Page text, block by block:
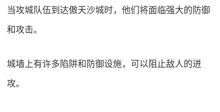
当攻城队伍到达傲天沙城时，他们将面临强大的防御
和攻击。
城墙上有许多陷阱和防御设施，可以阻止敌人的进
攻。